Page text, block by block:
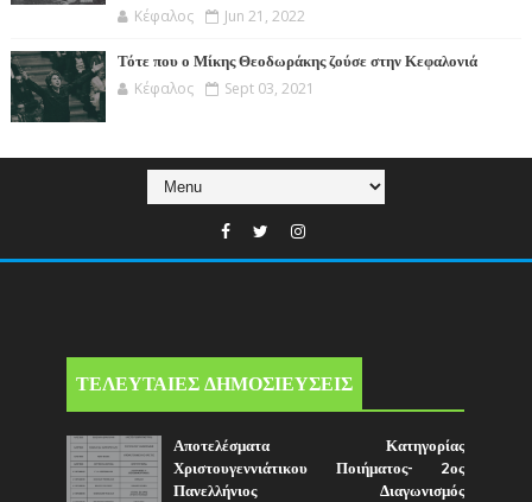
Κέφαλος Jun 21, 2022
Τότε που ο Μίκης Θεοδωράκης ζούσε στην Κεφαλονιά
Κέφαλος Sept 03, 2021
ΤΕΛΕΥΤΑΙΕΣ ΔΗΜΟΣΙΕΥΣΕΙΣ
Αποτελέσματα Κατηγορίας
Χριστουγεννιάτικου Ποιήματος- 2ος
Πανελλήνιος Διαγωνισμός